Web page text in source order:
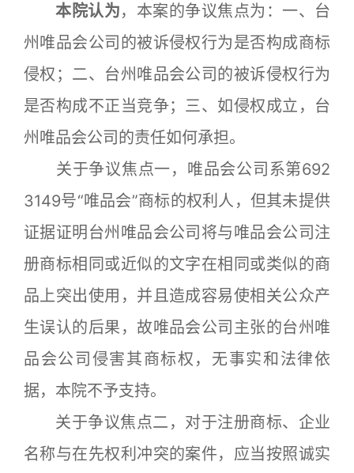
本院认为，本案的争议焦点为：一、台
州唯品会公司的被诉侵权行为是否构成商标
侵权；二、台州唯品会公司的被诉侵权行为
是否构成不正当竞争；三、如侵权成立，台
州唯品会公司的责任如何承担。
关于争议焦点一，唯品会公司系第692
3149号“唯品会”商标的权利人，但其未提供
证据证明台州唯品会公司将与唯品会公司注
册商标相同或近似的文字在相同或类似的商
品上突出使用，并且造成容易使相关公众产
生误认的后果，故唯品会公司主张的台州唯
品会公司侵害其商标权，无事实和法律依
据，本院不予支持。
关于争议焦点二，对于注册商标、企业
名称与在先权利冲突的案件，应当按照诚实